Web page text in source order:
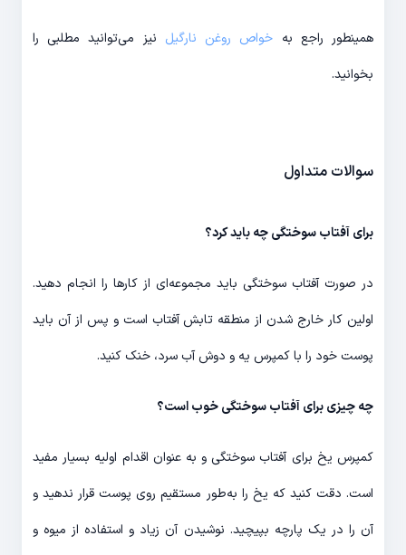
همینطور راجع به خواص روغن نارگیل نیز می‌توانید مطلبی را
بخوانید.
سوالات متداول
برای آفتاب سوختگی چه باید کرد؟
در صورت آفتاب سوختگی باید مجموعه‌ای از کارها را انجام دهید.
اولین کار خارج شدن از منطقه تابش آفتاب است و پس از آن باید
پوست خود را با کمپرس یه و دوش آب سرد، خنک کنید.
چه چیزی برای آفتاب سوختگی خوب است؟
کمپرس یخ برای آفتاب سوختگی و به عنوان اقدام اولیه بسیار مفید
است. دقت کنید که یخ را به‌طور مستقیم روی پوست قرار ندهید و
آن را در یک پارچه بپیچید. نوشیدن آن زیاد و استفاده از میوه و